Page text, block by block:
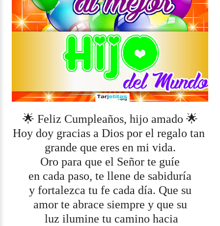
🌟 Feliz Cumpleaños, hijo amado 🌟
Hoy doy gracias a Dios por el regalo tan
grande que eres en mi vida.
Oro para que el Señor te guíe
en cada paso, te llene de sabiduría
y fortalezca tu fe cada día. Que su
amor te abrace siempre y que su
luz ilumine tu camino hacia